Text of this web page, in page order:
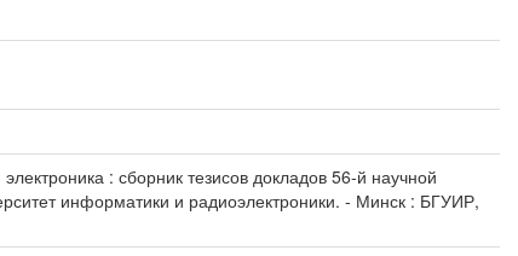
: сборник тезисов докладов 56-й научной
информатики и радиоэлектроники. - Минск : БГУИР,